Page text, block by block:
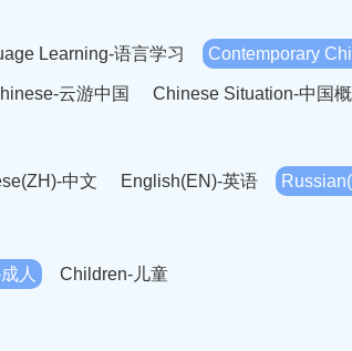
Learning-语言学习 Contemporary
云游中国 Chinese Situation-中国
中文 English(EN)-英语
马来语
西里语
Kampuchea(KH)-柬埔寨语
人 Children-儿童